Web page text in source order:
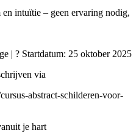
intuïtie – geen ervaring nodig,
| ?️ Startdatum: 25 oktober 2025
via
abstract-schilderen-voor-
je hart